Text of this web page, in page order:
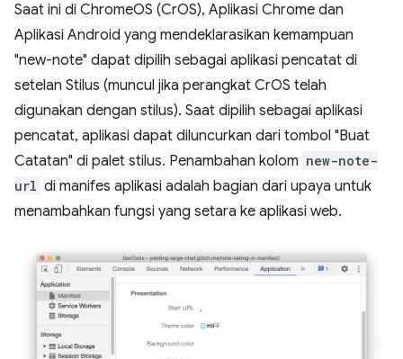
Saat ini di ChromeOS (CrOS), Aplikasi Chrome dan
Aplikasi Android yang mendeklarasikan kemampuan
"new-note" dapat dipilih sebagai aplikasi pencatat di
setelan Stilus (muncul jika perangkat CrOS telah
digunakan dengan stilus). Saat dipilih sebagai aplikasi
pencatat, aplikasi dapat diluncurkan dari tombol "Buat
Catatan" di palet stilus. Penambahan kolom new-note-
url di manifes aplikasi adalah bagian dari upaya untuk
menambahkan fungsi yang setara ke aplikasi web.